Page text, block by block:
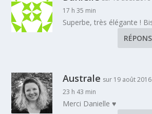
17 h 35 min
Superbe, très élégante !
Australe sur 19 août
23 h 43 min
Merci Danielle ♥